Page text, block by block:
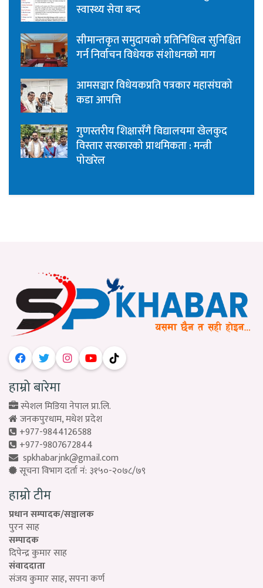
स्वास्थ्य सेवा बन्द
सीमान्तकृत समुदायको प्रतिनिधित्व सुनिश्चित
गर्न निर्वाचन विधेयक संशोधनको माग
आमसञ्चार विधेयकप्रति पत्रकार महासंघको
कडा आपत्ति
गुणस्तरीय शिक्षासँगै विद्यालयमा खेलकुद
विस्तार सरकारको प्राथमिकता : मन्त्री
पोखरेल
हाम्रो बारेमा
स्पेशल मिडिया नेपाल प्रा.लि.
जनकपुरधाम, मधेश प्रदेश
+977-9844126588
+977-9807672844
spkhabarjnk@gmail.com
सूचना विभाग दर्ता नं: ३१५०-२०७८/७९
हाम्रो टीम
प्रधान सम्पादक/सञ्चालक
पुरन साह
सम्पादक
दिपेन्द्र कुमार साह
संवाददाता
संजय कुमार साह, सपना कर्ण